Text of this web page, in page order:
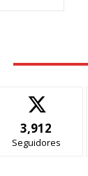
3,912
Seguidores